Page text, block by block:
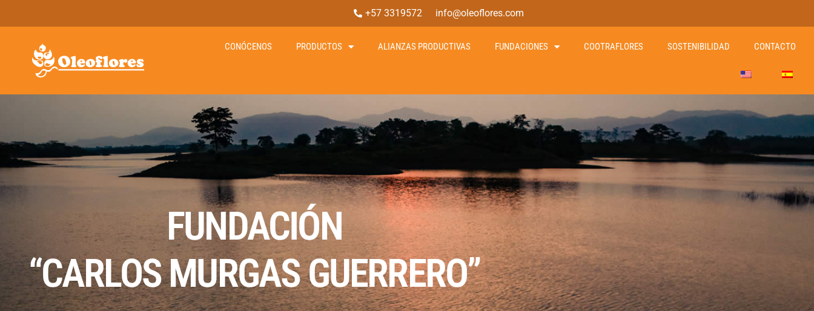
+57 3319572 info@oleoflores.com
CONÓCENOS PRODUCTOS ALIANZAS PRODUCTIVAS FUNDACIONES COOTRAFLORES SOSTENIBILIDAD CONTACTO
FUNDACIÓN
“CARLOS MURGAS GUERRERO”